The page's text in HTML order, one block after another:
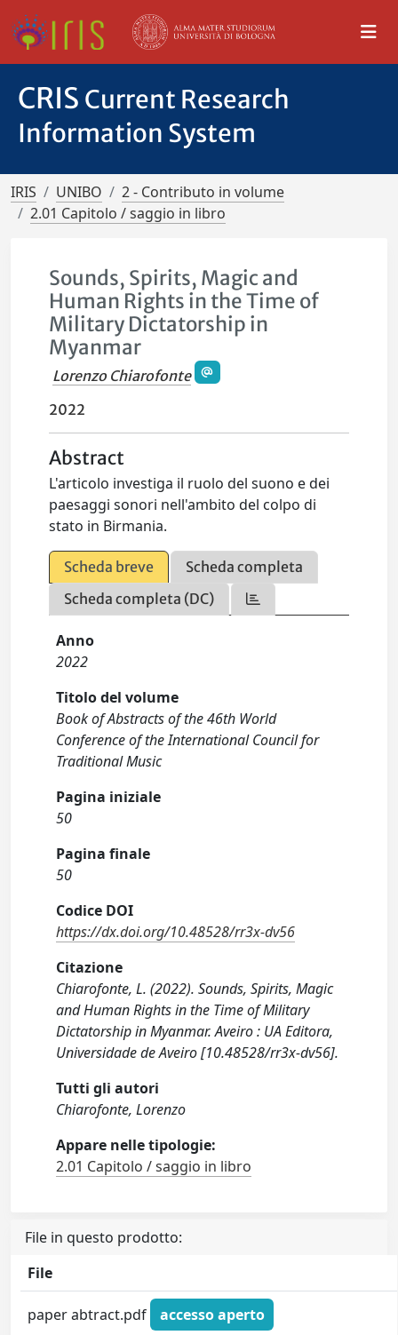
CRIS Current Research
Information System
IRIS UNIBO
2 - Contributo in volume
2.01 Capitolo / saggio in libro
Sounds, Spirits, Magic and
Human Rights in the Time of
Military Dictatorship in
Myanmar
Lorenzo Chiarofonte
2022
Abstract
L'articolo investiga il ruolo del suono e dei
paesaggi sonori nell'ambito del colpo di
stato in Birmania.
Scheda breve
Scheda completa
Scheda completa (DC)
Anno
2022
Titolo del volume
Book of Abstracts of the 46th World
Conference of the International Council for
Traditional Music
Pagina iniziale
50
Pagina finale
50
Codice DOI
https://dx.doi.org/10.48528/rr3x-dv56
Citazione
Chiarofonte, L. (2022). Sounds, Spirits, Magic
and Human Rights in the Time of Military
Dictatorship in Myanmar. Aveiro : UA Editora,
Universidade de Aveiro [10.48528/rr3x-dv56].
Tutti gli autori
Chiarofonte, Lorenzo
Appare nelle tipologie:
2.01 Capitolo / saggio in libro
File in questo prodotto:
File
paper abtract.pdf
accesso aperto